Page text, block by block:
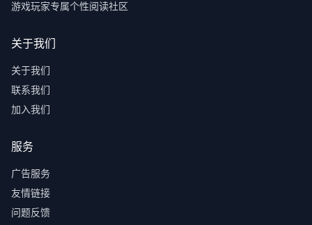
游戏玩家专属个性阅读社区
关于我们
关于我们
联系我们
加入我们
服务
广告服务
友情链接
问题反馈